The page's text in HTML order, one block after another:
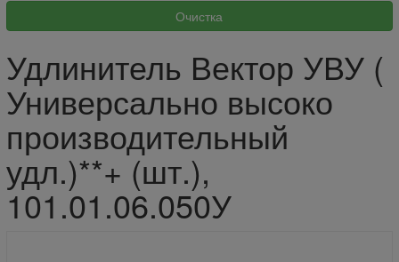
Удлинитель Вектор УВУ (
Универсально высоко
производительный
удл.)**+ (шт.),
101.01.06.050У